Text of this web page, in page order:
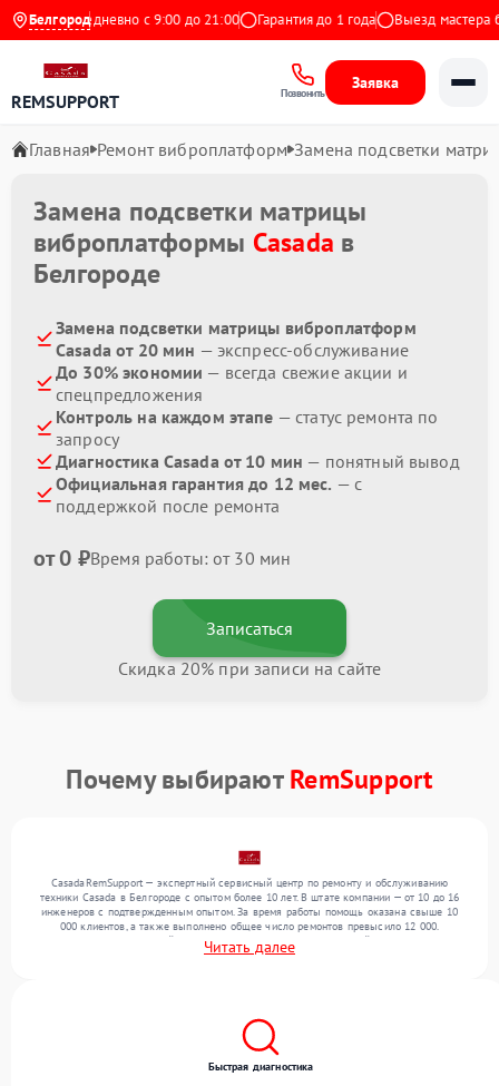
Белгород
Ежедневно с 9:00 до 21:00 Гарантия до 1 года Выезд мастера
REMSUPPORT Позвонить
Заявка
Главная Ремонт виброплатформ Замена подсветки
Замена подсветки матрицы
виброплатформы Casada в
Белгороде
Замена подсветки матрицы виброплатформ
Casada от 20 мин — экспресс-обслуживание
До 30% экономии — всегда свежие акции и
спецпредложения
Контроль на каждом этапе — статус ремонта по
запросу
Диагностика Casada от 10 мин — понятный вывод
Официальная гарантия до 12 мес. — с
поддержкой после ремонта
от 0 ₽Время работы: от 30 мин
Записаться
Скидка 20% при записи на сайте
Почему выбираютRemSupport
CasadaRemSupport — экспертный сервисный центр по ремонту и обслуживанию
техники Casada в Белгороде с опытом более 10 лет. В штате компании — от 10 до 16
инженеров с подтвержденным опытом. За время работы помощь оказана свыше 10
000 клиентов, а также выполнено общее число ремонтов превысило 12 000.
Ежемесячно в сервисный центр поступает более 300 обращений, включая , , . Мы
беремся за задачи любой сложности и гарантируем высокое качество обслуживания
Читать далее
Быстрая диагностика